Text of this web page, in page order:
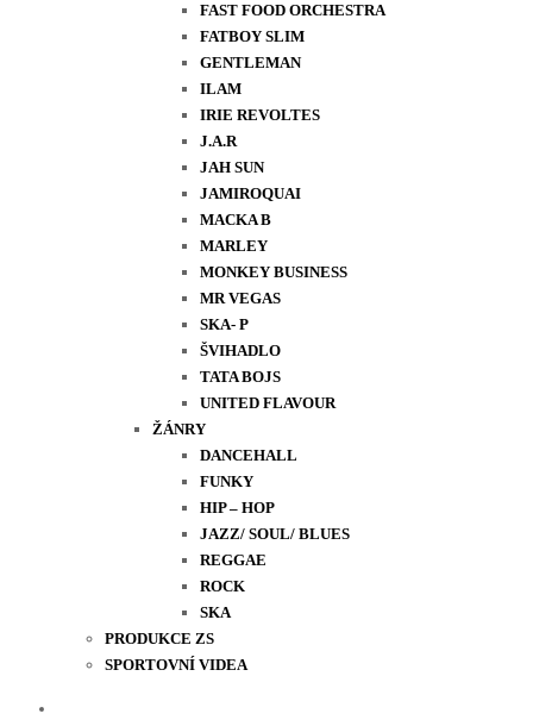
FAST FOOD ORCHESTRA
FATBOY SLIM
GENTLEMAN
ILAM
IRIE REVOLTES
J.A.R
JAH SUN
JAMIROQUAI
MACKA B
MARLEY
MONKEY BUSINESS
MR VEGAS
SKA- P
ŠVIHADLO
TATA BOJS
UNITED FLAVOUR
ŽÁNRY
DANCEHALL
FUNKY
HIP – HOP
JAZZ/ SOUL/ BLUES
REGGAE
ROCK
SKA
PRODUKCE ZS
SPORTOVNÍ VIDEA